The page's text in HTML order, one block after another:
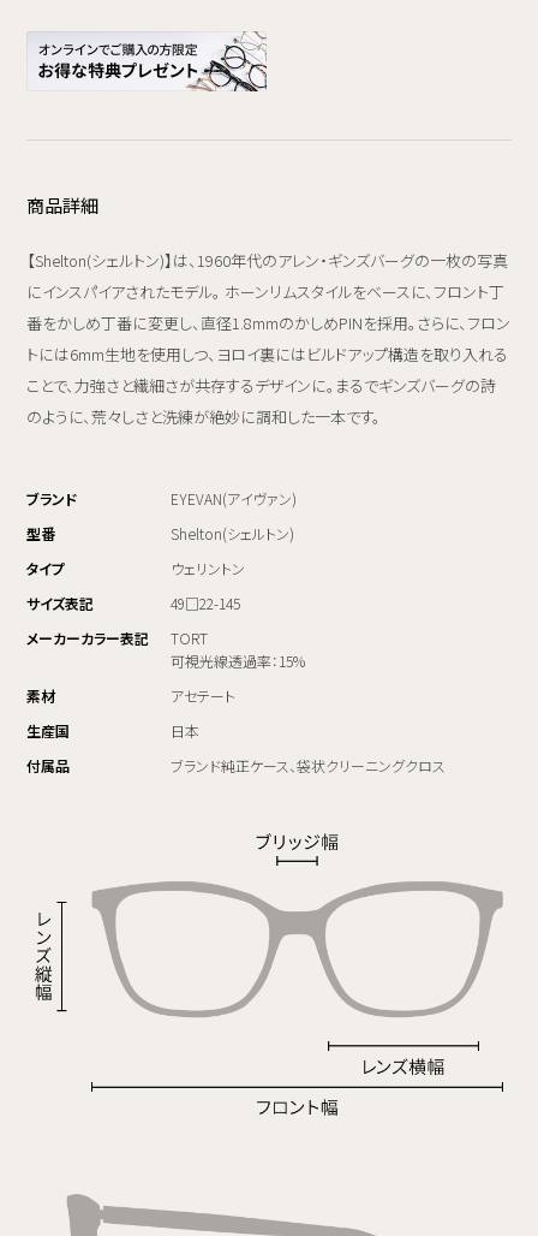
商品詳細
【Shelton(シェルトン)】は、1960年代のアレン・ギンズバーグの一枚の写真
にインスパイアされたモデル。 ホーンリムスタイルをベースに、フロント丁
番をかしめ丁番に変更し、直径1.8mmのかしめPINを採用。さらに、フロン
トには6mm生地を使用しつ、ヨロイ裏にはビルドアップ構造を取り入れる
ことで、力強さと繊細さが共存するデザインに。まるでギンズバーグの詩
のように、荒々しさと洗練が絶妙に調和した一本です。
ブランド
EYEVAN(アイヴァン)
型番
Shelton(シェルトン)
タイプ
ウェリントン
サイズ表記
49□22-145
メーカーカラー表記
TORT
可視光線透過率：15%
素材
アセテート
生産国
日本
付属品
ブランド純正ケース、袋状クリーニングクロス